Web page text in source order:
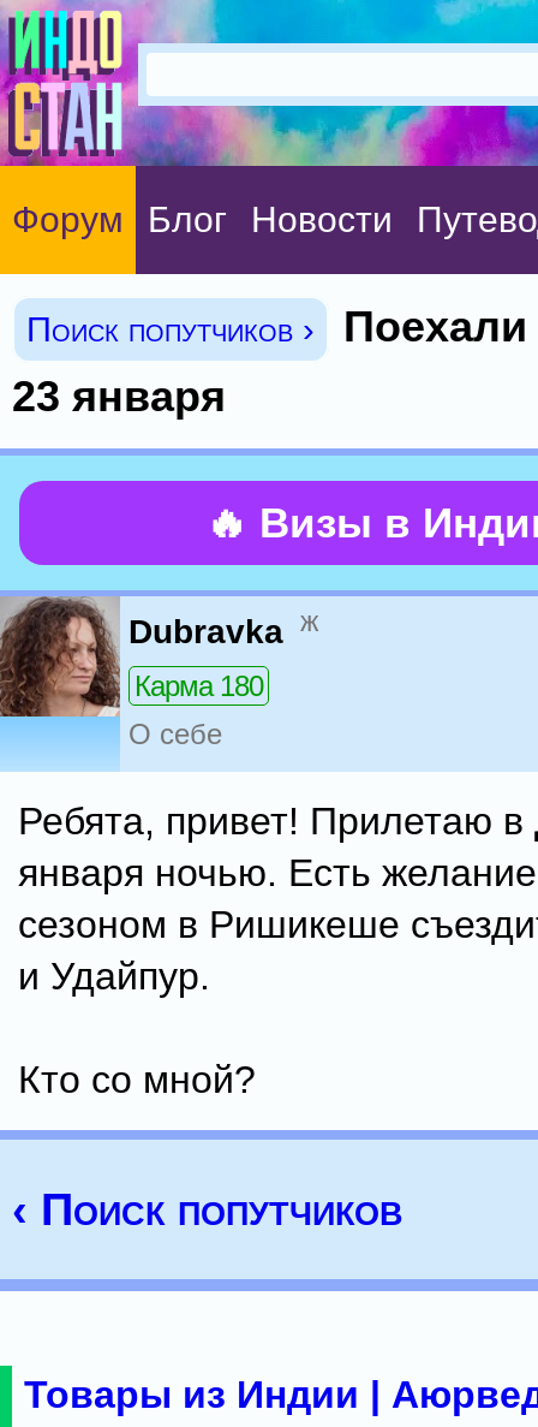
Форум Блог Новости
Поиск попутчиков ›
23 января
🔥 Визы в
Dubravka ж
Карма 180
О себе
Ребята, привет! Прилетаю
января ночью. Есть
сезоном в Ришикеше
и Удайпур.
Кто со мной?
‹ Поиск попутчиков
Товары из Индии |